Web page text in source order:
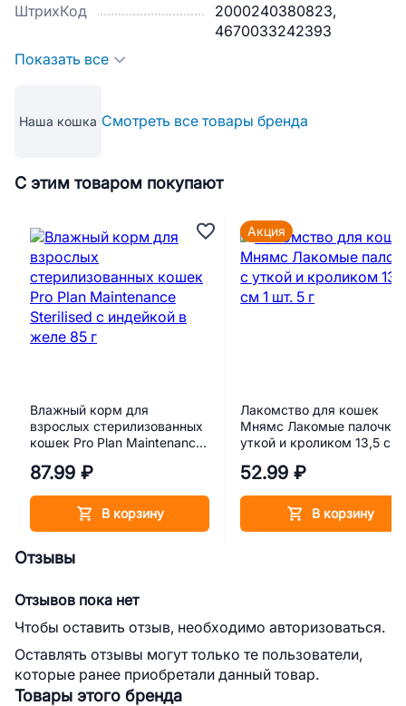
ШтрихКод
2000240380823,
4670033242393
Показать все
Наша кошка Смотреть все товары бренда
С этим товаром покупают
Влажный корм для
взрослых стерилизованных
кошек Pro Plan Maintenance
85 г
87.99 ₽
В корзину
Лакомство для кошек
Мнямс Лакомые палочки
уткой и кроликом 13,5 см
52.99 ₽
В корзину
Акция
Товары этого бренда
Отзывы
Отзывов пока нет
Чтобы оставить отзыв, необходимо авторизоваться.
Оставлять отзывы могут только те пользователи,
которые ранее приобретали данный товар.